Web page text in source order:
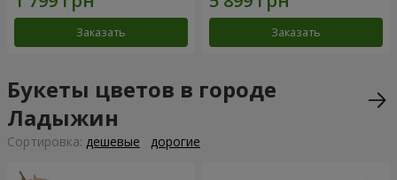
Заказать Заказать
Букеты цветов в городе
Ладыжин
Cортировка: дешевые дорогие